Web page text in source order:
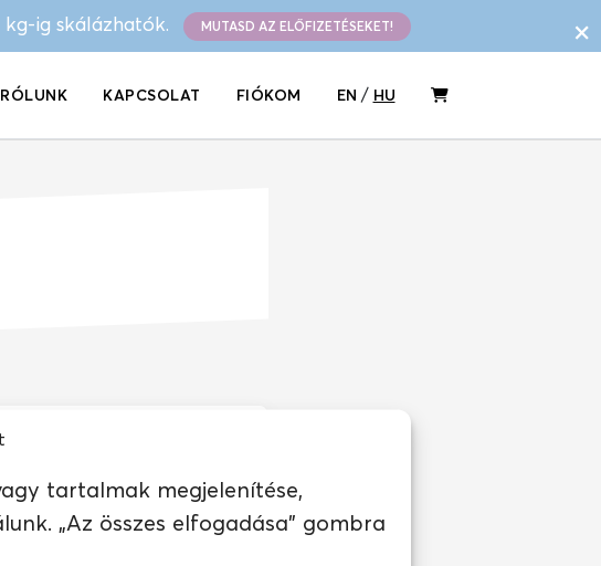
tartalmak megjelenítése,
„Az összes elfogadása" gombra
ig skálázhatók. MUTASD AZ ELŐFIZETÉSEKET! ×
RÓLUNK KAPCSOLAT FIÓKOM EN / HU